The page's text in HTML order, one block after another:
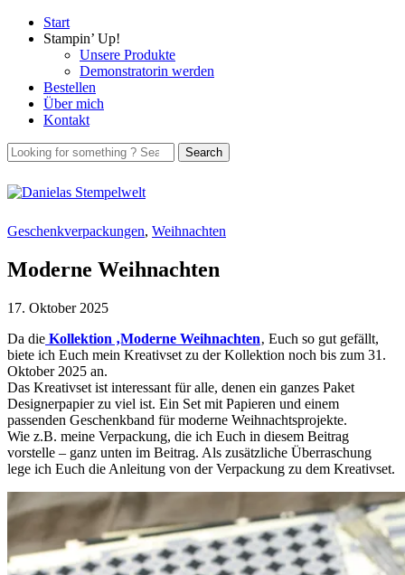
Start
Stampin’ Up!
Unsere Produkte
Demonstratorin werden
Bestellen
Über mich
Kontakt
Geschenkverpackungen, Weihnachten
Moderne Weihnachten
17. Oktober 2025
Da die Kollektion ‚Moderne Weihnachten‚ Euch so gut gefällt,
biete ich Euch mein Kreativset zu der Kollektion noch bis zum 31.
Oktober 2025 an.
Das Kreativset ist interessant für alle, denen ein ganzes Paket
Designerpapier zu viel ist. Ein Set mit Papieren und einem
passenden Geschenkband für moderne Weihnachtsprojekte.
Wie z.B. meine Verpackung, die ich Euch in diesem Beitrag
vorstelle – ganz unten im Beitrag. Als zusätzliche Überraschung
lege ich Euch die Anleitung von der Verpackung zu dem Kreativset.